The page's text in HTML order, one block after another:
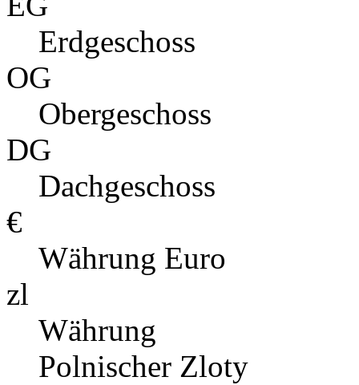
Erdgeschoss
OG
Obergeschoss
DG
Dachgeschoss
€
Währung Euro
zl
Währung
Polnischer Zloty